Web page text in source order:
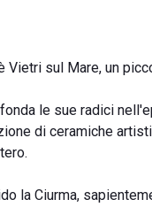
sul Mare, un
le sue radici
di ceramiche
la Ciurma,